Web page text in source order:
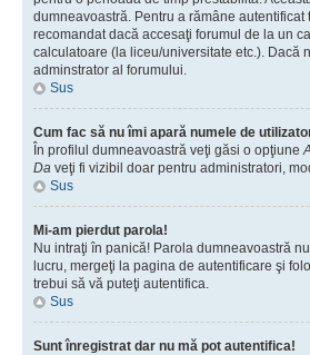
dumneavoastră. Pentru a rămâne
recomandat dacă accesaţi forumul de la un
calculatoare (la liceu/universitate etc.). Dacă
adminstrator al forumului.
Sus
Cum fac să nu îmi apară numele de
În profilul dumneavoastră veţi găsi o opţiune
Da veţi fi vizibil doar pentru administratori,
Sus
Mi-am pierdut parola!
Nu intraţi în panică! Parola dumneavoastră
lucru, mergeţi la pagina de autentificare şi
trebui să vă puteţi autentifica.
Sus
Sunt înregistrat dar nu mă pot autentifica!